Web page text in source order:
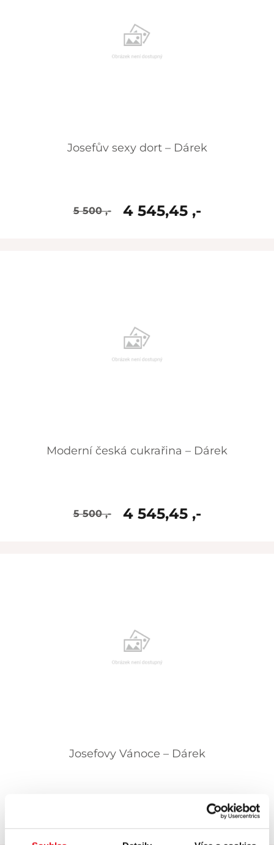
Josefův sexy dort – Dárek
5 500 ,- 4 545,45 ,-
Moderní česká cukrařina – Dárek
5 500 ,- 4 545,45 ,-
Josefovy Vánoce – Dárek